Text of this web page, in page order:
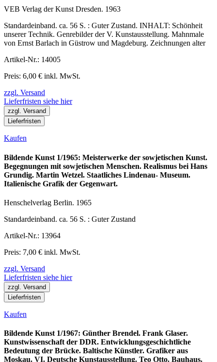
VEB Verlag der Kunst Dresden. 1963
Standardeinband. ca. 56 S. : Guter Zustand. INHALT: Schönheit
unserer Technik. Genrebilder der V. Kunstausstellung. Mahnmale
von Ernst Barlach in Güstrow und Magdeburg. Zeichnungen alter
Artikel-Nr.: 14005
Preis: 6,00 € inkl. MwSt.
zzgl. Versand
Lieferfristen siehe hier
zzgl. Versand
Lieferfristen
Kaufen
Bildende Kunst 1/1965: Meisterwerke der sowjetischen Kunst.
Begegnungen mit sowjetischen Menschen. Realismus bei Hans
Grundig. Martin Wetzel. Staatliches Lindenau- Museum.
Italienische Grafik der Gegenwart.
Henschelverlag Berlin. 1965
Standardeinband. ca. 56 S. : Guter Zustand
Artikel-Nr.: 13964
Preis: 7,00 € inkl. MwSt.
zzgl. Versand
Lieferfristen siehe hier
zzgl. Versand
Lieferfristen
Kaufen
Bildende Kunst 1/1967: Günther Brendel. Frank Glaser.
Kunstwissenschaft der DDR. Entwicklungsgeschichtliche
Bedeutung der Brücke. Baltische Künstler. Grafiker aus
Moskau. VI. Deutsche Kunstausstellung. Teo Otto. Bauhaus.